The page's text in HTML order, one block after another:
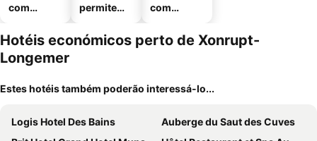
com
permitem
com
mento
Hotéis económicos perto de Xonrupt-
Longemer
Estes hotéis também poderão interessá-lo...
Logis Hotel Des Bains
Auberge du Saut des Cuves